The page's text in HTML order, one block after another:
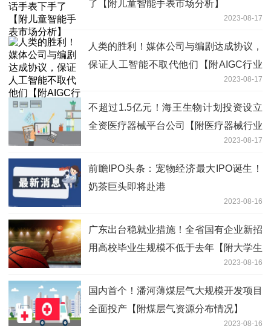
了【附儿童智能手表市场分析】
2023-08-17
人类的胜利！媒体公司与编剧达成协议，
保证人工智能不取代他们【附AIGC行业
2023-08-17
不超过1.5亿元！海王生物计划投资设立
全资医疗器械平台公司【附医疗器械行业
2023-08-17
前瞻IPO头条：宠物经济最大IPO诞生！
奶茶巨头即将赴港
2023-08-16
广东出台稳就业措施！全省国有企业新招
用高校毕业生规模不低于去年【附大学生
2023-08-16
国内首个！潘河薄煤层气大规模开发项目
全面投产【附煤层气资源分布情况】
2023-08-16